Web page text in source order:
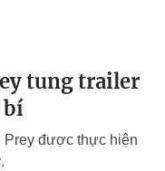
tung trailer
bí
Prey được thực hiện